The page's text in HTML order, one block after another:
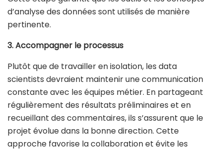
d’analyse des données sont utilisés de manière
pertinente.
3. Accompagner le processus
Plutôt que de travailler en isolation, les data
scientists devraient maintenir une communication
constante avec les équipes métier. En partageant
régulièrement des résultats préliminaires et en
recueillant des commentaires, ils s’assurent que le
projet évolue dans la bonne direction. Cette
approche favorise la collaboration et évite les